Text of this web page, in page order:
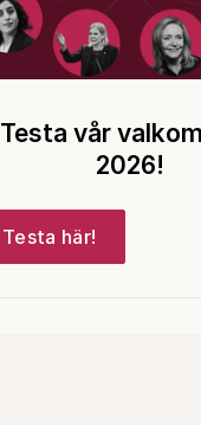
Testa vår
2026!
Testa här!